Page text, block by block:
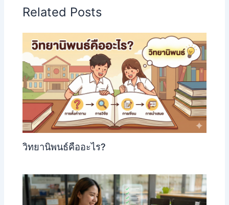
Related Posts
วิทยานิพนธ์คืออะไร?